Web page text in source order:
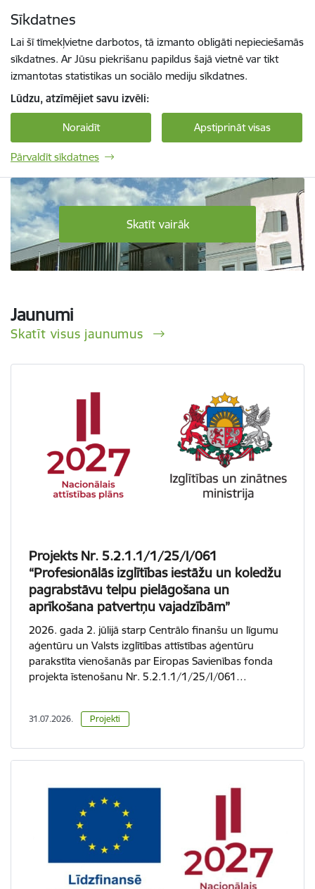
Sīkdatnes
Lai šī tīmekļvietne darbotos, tā izmanto obligāti nepieciešamās
sīkdatnes. Ar Jūsu piekrišanu papildus šajā vietnē var tikt
izmantotas statistikas un sociālo mediju sīkdatnes.
Lūdzu, atzīmējiet savu izvēli:
Noraidīt Apstiprināt visas
Pārvaldīt sīkdatnes
Daugavpils Tehnoloģiju un tūrisma tehnikums
Skatīt vairāk
Jaunumi
Skatīt visus jaunumus
Projekts Nr. 5.2.1.1/1/25/I/061
“Profesionālās izglītības iestāžu un koledžu
pagrabstāvu telpu pielāgošana un
aprīkošana patvertņu vajadzībām”
2026. gada 2. jūlijā starp Centrālo finanšu un līgumu
aģentūru un Valsts izglītības attīstības aģentūru
parakstīta vienošanās par Eiropas Savienības fonda
projekta īstenošanu Nr. 5.2.1.1/1/25/I/061…
31.07.2026. Projekti